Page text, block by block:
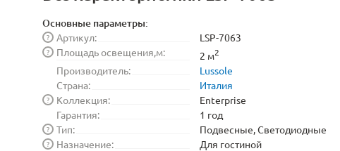
Основные параметры:
Артикул:
?
LSP-7063
Площадь освещения,м:
? 2 м2
Производитель:
Lussole
Страна:
Италия
Коллекция:
?
Enterprise
Гарантия:
1 год
Тип:
?
Подвесные, Светодиодные
Назначение:
? Для гостиной